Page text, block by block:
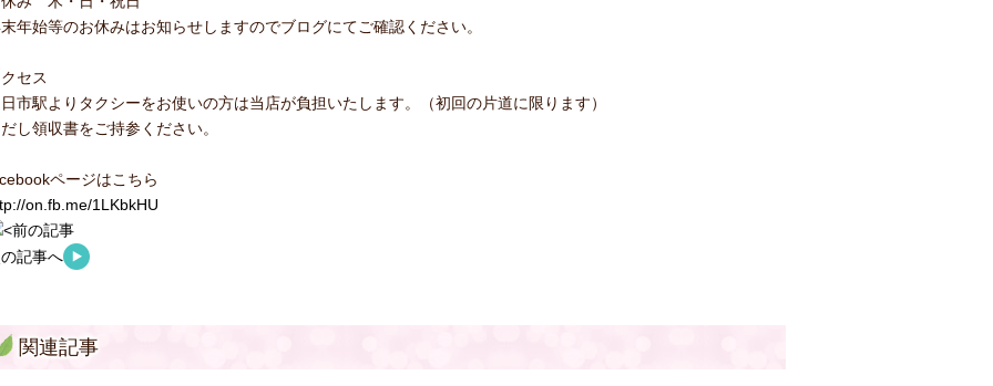
年始等のお休みはお知らせしますのでブログにてご確認ください。
セス
市駅よりタクシーをお使いの方は当店が負担いたします。（初回の片道に限ります）
し領収書をご持参ください。
ページはこちら
on.fb.me/1LKbkHU
前の記事
記事へ
関連記事